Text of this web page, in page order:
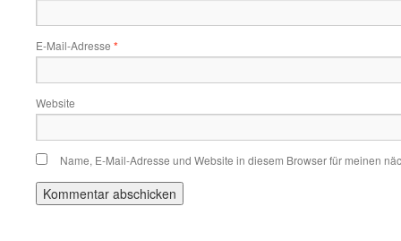
E-Mail-Adresse *
Website
Name, E-Mail-Adresse und Website in diesem Browser für meinen